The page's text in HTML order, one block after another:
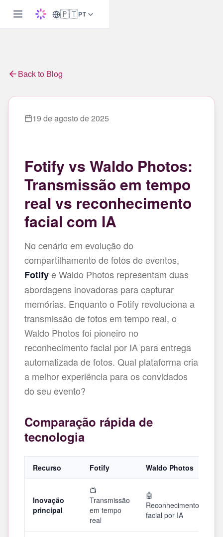
🇵🇹PT
Back to Blog
19 de agosto de 2025
Fotify vs Waldo Photos:
Transmissão em tempo
real vs reconhecimento
facial com IA
No cenário em evolução do
compartilhamento de fotos de eventos,
Fotifye Waldo Photos representam duas
abordagens inovadoras para capturar
memórias. Enquanto o Fotify revoluciona a
transmissão de fotos em tempo real, o
Waldo Photos foi pioneiro no
reconhecimento facial por IA para entrega
automatizada de fotos. Qual plataforma cria
a melhor experiência para os convidados
do seu evento?
Comparação rápida de
tecnologia
Recurso Fotify Waldo Photos
Inovação
principal
📺
Transmissão
em tempo
real
🤖
Reconhecimento
facial por IA